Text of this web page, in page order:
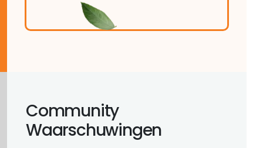
Community
Waarschuwingen